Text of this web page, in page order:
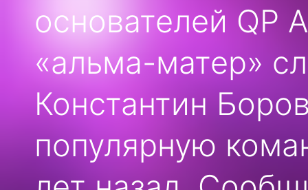
основателей QP
«альма-матер»
Константин
популярную